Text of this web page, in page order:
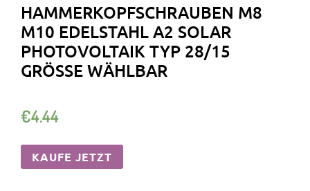
HAMMERKOPFSCHRAUBEN M8
M10 EDELSTAHL A2 SOLAR
PHOTOVOLTAIK TYP 28/15
GRÖSSE WÄHLBAR
€4.44
KAUFE JETZT